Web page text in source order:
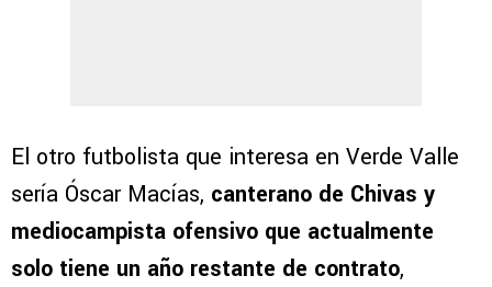
El otro futbolista que interesa en Verde Valle
sería Óscar Macías, canterano de Chivas y
mediocampista ofensivo que actualmente
solo tiene un año restante de contrato,